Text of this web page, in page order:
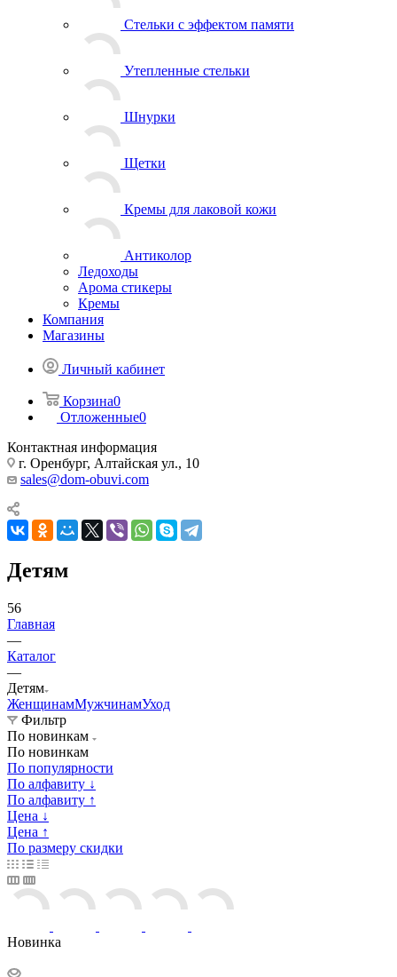
Стельки с эффектом памяти
Утепленные стельки
Шнурки
Щетки
Кремы для лаковой кожи
Антиколор
Ледоходы
Арома стикеры
Кремы
Компания
Магазины
Личный кабинет
Корзина0
Отложенные0
Контактная информация
г. Оренбург, Алтайская ул., 10
sales@dom-obuvi.com
Детям
56
Главная
—
Каталог
—
Детям
ЖенщинамМужчинамУход
Фильтр
По новинкам
По новинкам
По популярности
По алфавиту ↓
По алфавиту ↑
Цена ↓
Цена ↑
По размеру скидки
Новинка